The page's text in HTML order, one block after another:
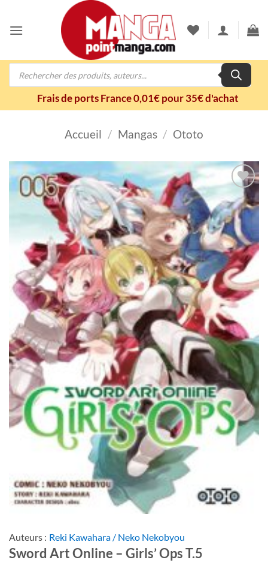
contenu
Recherche
Frais de ports France 0,01€ pour 35€ d'achat
Accueil / Mangas / Ototo
Ajouter
à la
wishlist
Auteurs : Reki Kawahara / Neko Nekobyou
Sword Art Online – Girls’ Ops T.5